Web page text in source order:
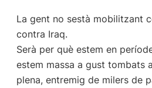
La gent no sestà mobilitzant
contra Iraq.
Serà per què estem en
estem massa a gust tombats
plena, entremig de milers de